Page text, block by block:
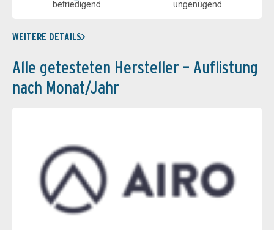
be­frie­di­gend un­ge­nü­gend
WEITERE DETAILS
Alle getesteten Hersteller – Auflistung
nach Monat/Jahr